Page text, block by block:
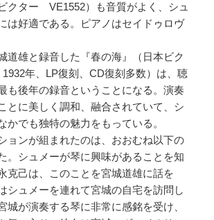
クター VE1552）も音質がよく、シュ
は好適である。ピアノはセイドゥロヴ
道雄と録音した『春の海』（日本ビク
年、LP復刻、CD復刻多数）は、聴
も後年の録音ということになる。演奏
とに美しく調和、融合されていて、シ
かでも独特の魅力をもっている。
ョンが組まれたのは、おおむね以下の
。シュメーが琴に興味があることを知
克己は、このことを宮城道雄に話を
シュメーを連れて宮城の自宅を訪問し
城が演奏する琴に非常に感銘を受け、